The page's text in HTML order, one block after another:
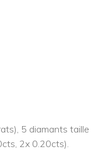
5 diamants taille
2x 0.20cts).